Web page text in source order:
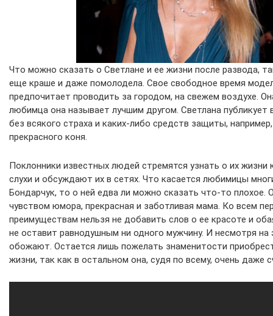
Что можно сказать о Светлане и ее жизни после развода,
еще краше и даже помолодела. Свое свободное время
предпочитает проводить за городом, на свежем воздухе.
любимца она называет лучшим другом. Светлана
без всякого страха и каких-либо средств защиты,
прекрасного коня.
Поклонники известных людей стремятся узнать о их
слухи и обсуждают их в сетях. Что касается любимицы
Бондарчук, то о ней едва ли можно сказать что-то плохое.
чувством юмора, прекрасная и заботливая мама. Ко всем
преимуществам нельзя не добавить слов о ее красоте и
не оставит равнодушным ни одного мужчину. И несмотря
обожают. Остается лишь пожелать знаменитости
жизни, так как в остальном она, судя по всему, очень даже